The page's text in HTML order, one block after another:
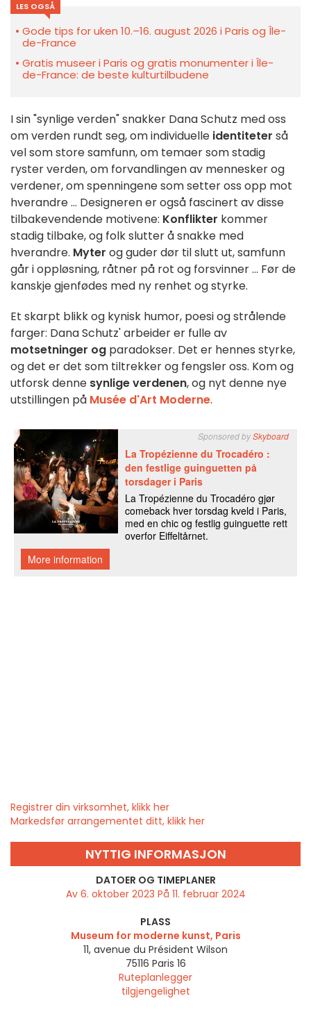
LES OGSÅ
Gode tips for uken 10.–16. august 2026 i Paris og Île-
de-France
Gratis museer i Paris og gratis monumenter i Île-
de-France: de beste kulturtilbudene
I sin "synlige verden" snakker Dana Schutz med oss
om verden rundt seg, om individuelle identiteter så
vel som store samfunn, om temaer som stadig
ryster verden, om forvandlingen av mennesker og
verdener, om spenningene som setter oss opp mot
hverandre ... Designeren er også fascinert av disse
tilbakevendende motivene: Konflikter kommer
stadig tilbake, og folk slutter å snakke med
hverandre. Myter og guder dør til slutt ut, samfunn
går i oppløsning, råtner på rot og forsvinner ... Før de
kanskje gjenfødes med ny renhet og styrke.
Et skarpt blikk og kynisk humor, poesi og strålende
farger: Dana Schutz' arbeider er fulle av
motsetninger og paradokser. Det er hennes styrke,
og det er det som tiltrekker og fengsler oss. Kom og
utforsk denne synlige verdenen, og nyt denne nye
utstillingen på Musée d'Art Moderne.
Registrer din virksomhet, klikk her
Markedsfør arrangementet ditt, klikk her
NYTTIG INFORMASJON
DATOER OG TIMEPLANER
Av 6. oktober 2023 På 11. februar 2024
PLASS
Museum for moderne kunst, Paris
11, avenue du Président Wilson
75116 Paris 16
Ruteplanlegger
tilgjengelighet